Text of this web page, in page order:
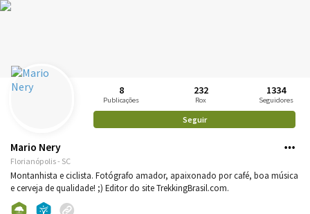
8
Publicações
232
Rox
1334
Seguidores
Seguir
Mario Nery
Florianópolis - SC
Montanhista e ciclista. Fotógrafo amador, apaixonado por café, boa música
e cerveja de qualidade! ;) Editor do site TrekkingBrasil.com.